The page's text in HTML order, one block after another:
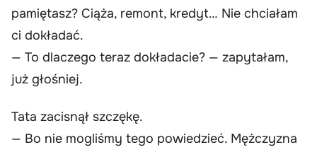
pamiętasz? Ciąża, remont, kredyt… Nie chciałam
ci dokładać.
— To dlaczego teraz dokładacie? — zapytałam,
już głośniej.
Tata zacisnął szczękę.
— Bo nie mogliśmy tego powiedzieć. Mężczyzna